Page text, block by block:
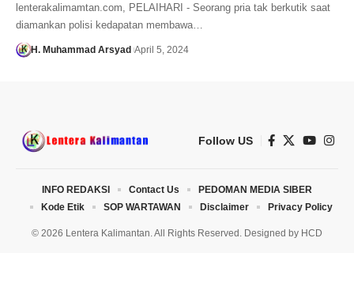
lenterakalimamtan.com, PELAIHARI - Seorang pria tak berkutik saat
diamankan polisi kedapatan membawa…
H. Muhammad Arsyad April 5, 2024
Follow US
© 2026 Lentera Kalimantan. All Rights Reserved. Designed by HCD
INFO REDAKSI Contact Us
PEDOMAN MEDIA SIBER
Kode Etik
SOP WARTAWAN Disclaimer Privacy Policy